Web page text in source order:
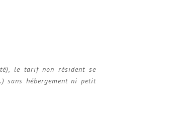
le tarif non résident se
sans hébergement ni petit